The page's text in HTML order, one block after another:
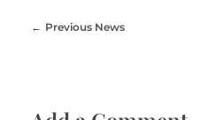
Previous News